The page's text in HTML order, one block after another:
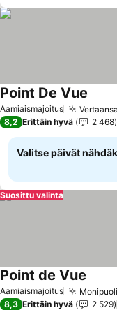
Aamiaismajoitus
Point De Vue
8,2 Erittäin hyvä 2 468
Valitse päivät
Suosittu valinta
Aamiaismajoitus
Point de Vue
8,3 Erittäin hyvä 2 529